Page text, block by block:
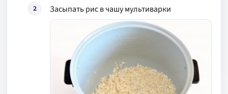
2 Засыпать рис в чашу мультиварки